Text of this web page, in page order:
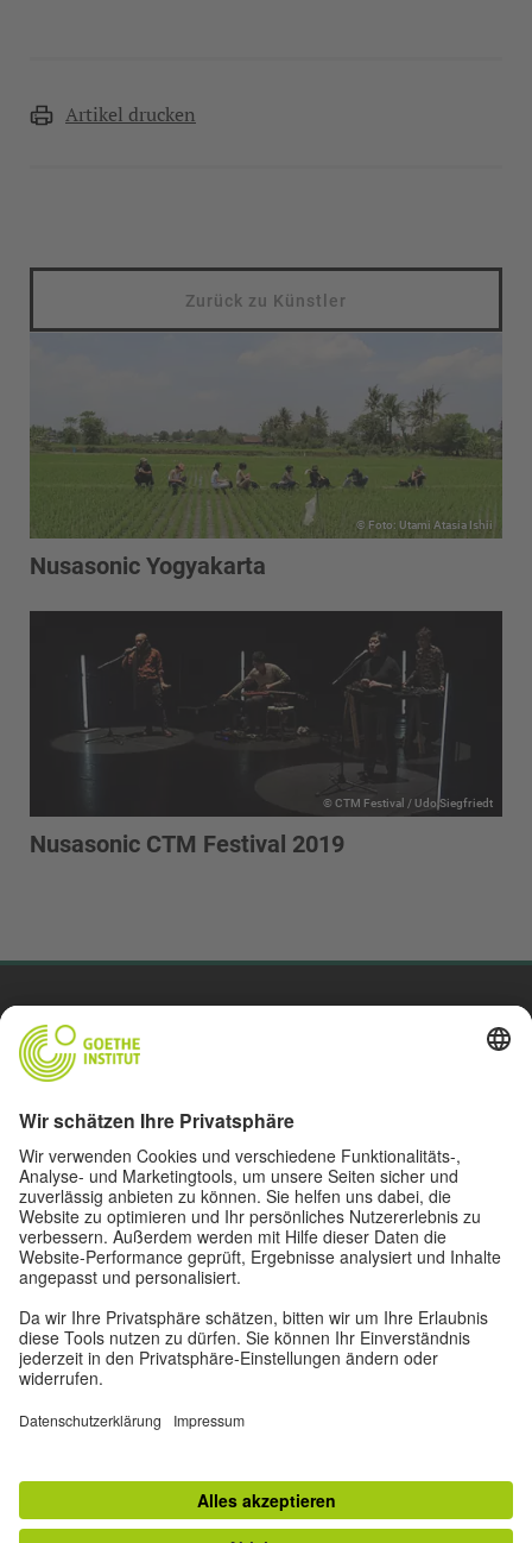
Artikel drucken
Zurück zu Künstler
© Foto: Utami Atasia Ishii
Nusasonic Yogyakarta
© CTM Festival / Udo Siegfriedt
Nusasonic CTM Festival 2019
START
AKTIVITÄTEN
MAGAZIN
KÜNSTLER
VIDEOS